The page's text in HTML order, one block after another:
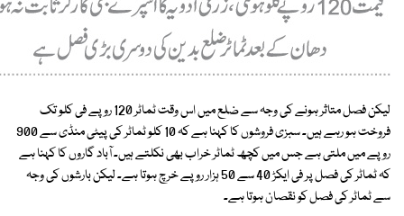
لیکن فصل متاثر ہونے کی وجہ سے ضلع میں اس وقت ٹماٹر 120 روپے فی کلو تک
فروخت ہو رہے ہیں۔ سبزی فروشوں کا کہنا ہے کہ 10 کلو ٹماٹر کی پیٹی منڈی سے 900
روپے میں ملتی ہے جس میں کچھ ٹماٹر خراب بھی نکلتے ہیں۔ آباد گاروں کا کہنا ہے
کہ ٹماٹر کی فصل پر فی ایکڑ 40 سے 50 ہزار روپے خرچ ہوتا ہے۔ لیکن بارشوں کی وجہ
سے ٹماٹر کی فصل کو نقصان ہوتا ہے۔